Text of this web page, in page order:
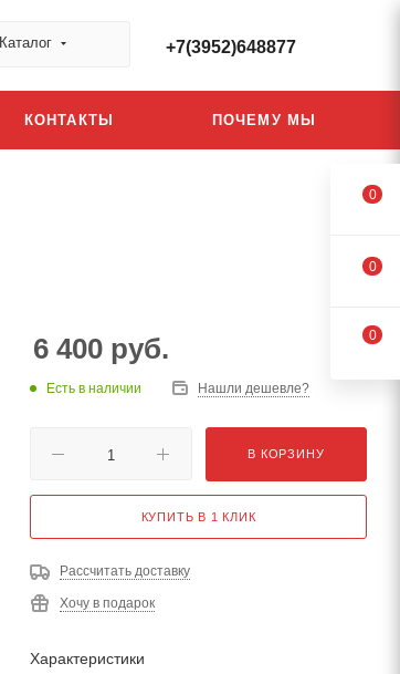
Каталог +7(3952)648877
КОНТАКТЫ ПОЧЕМУ МЫ
6 400 руб.
Есть в наличии Нашли дешевле?
В КОРЗИНУ
КУПИТЬ В 1 КЛИК
Рассчитать доставку
Хочу в подарок
Характеристики
0
0
0